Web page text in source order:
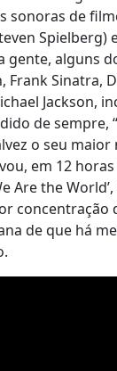
sonoras de
Spielberg)
gente, alguns
Frank Sinatra,
Jackson,
de sempre,
o seu
em 12
Are the
concentração
de que há